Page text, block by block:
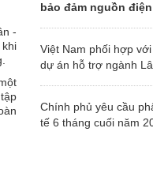
-
bảo đảm nguồn
Việt Nam phối hợp
dự án hỗ trợ ngành
Chính phủ yêu cầu
tế 6 tháng cuối năm